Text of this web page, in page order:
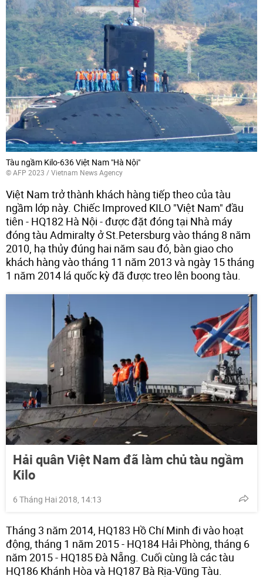
Tàu ngầm Kilo-636 Việt Nam "Hà Nội"
© AFP 2023 / Vietnam News Agency
Việt Nam trở thành khách hàng tiếp theo của tàu
ngầm lớp này. Chiếc Improved KILO "Việt Nam" đầu
tiên - HQ182 Hà Nội - được đặt đóng tại Nhà máy
đóng tàu Admiralty ở St.Petersburg vào tháng 8 năm
2010, hạ thủy đúng hai năm sau đó, bàn giao cho
khách hàng vào tháng 11 năm 2013 và ngày 15 tháng
1 năm 2014 lá quốc kỳ đã được treo lên boong tàu.
Hải quân Việt Nam đã làm chủ tàu ngầm
Kilo
6 Tháng Hai 2018, 14:13
Tháng 3 năm 2014, HQ183 Hồ Chí Minh đi vào hoạt
động, tháng 1 năm 2015 - HQ184 Hải Phòng, tháng 6
năm 2015 - HQ185 Đà Nẵng. Cuối cùng là các tàu
HQ186 Khánh Hòa và HQ187 Bà Rịa-Vũng Tàu.